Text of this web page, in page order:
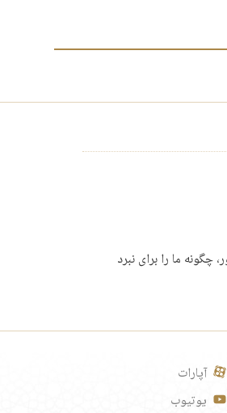
ما را برای نبرد
آپارات
یوتیوب